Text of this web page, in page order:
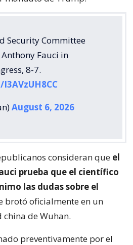
Security Committee
Fauci in
8-7.
August 6, 2026
consideran que el
prueba que el científico
las dudas sobre el
brotó oficialmente en un
de Wuhan.
preventivamente por el